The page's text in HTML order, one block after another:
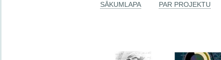
SĀKUMLAPA PAR PROJEKTU